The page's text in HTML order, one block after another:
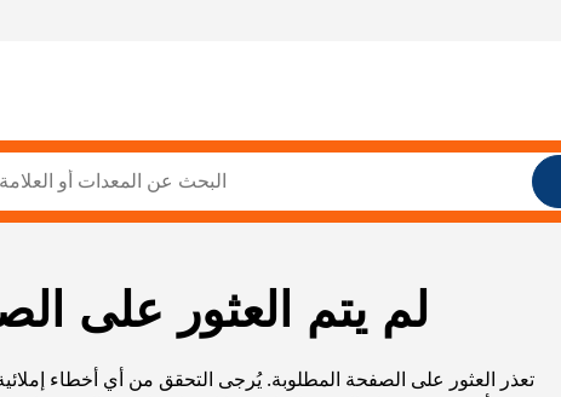
لم يتم العثور على
تعذر العثور على الصفحة المطلوبة. يُرجى التحقق من أي أخطاء